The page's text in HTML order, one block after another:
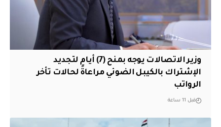
وزير الاتصالات يوجه بمنح (7) أيام لتجديد
الإشتراك بالكيبل الضوئي مراعاةً لحالات تأخر
الرواتب
قبل 11 ساعة